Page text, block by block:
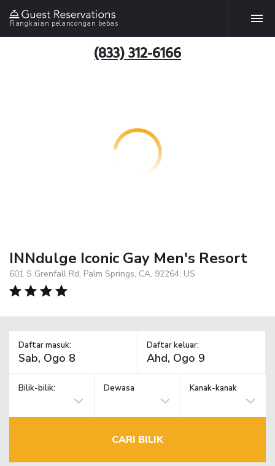
Rangkaian pelancongan bebas
(833) 312-6166
INNdulge Iconic Gay Men's Resort
601 S Grenfall Rd, Palm Springs, CA, 92264, US
Daftar masuk: Daftar keluar:
Bilik-bilik: Dewasa Kanak-kanak
CARI BILIK